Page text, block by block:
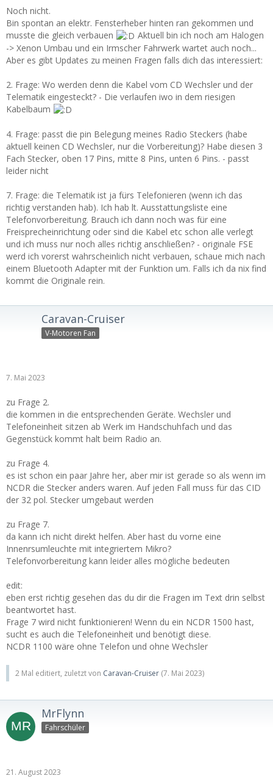
Noch nicht.
Bin spontan an elektr. Fensterheber hinten ran gekommen und
musste die gleich verbauen
Aktuell bin ich noch am Halogen
-> Xenon Umbau und ein Irmscher Fahrwerk wartet auch noch...
Aber es gibt Updates zu meinen Fragen falls dich das interessiert:
2. Frage: Wo werden denn die Kabel vom CD Wechsler und der
Telematik eingesteckt? - Die verlaufen iwo in dem riesigen
Kabelbaum
4. Frage: passt die pin Belegung meines Radio Steckers (habe
aktuell keinen CD Wechsler, nur die Vorbereitung)? Habe diesen 3
Fach Stecker, oben 17 Pins, mitte 8 Pins, unten 6 Pins. - passt
leider nicht
7. Frage: die Telematik ist ja fürs Telefonieren (wenn ich das
richtig verstanden hab). Ich hab lt. Ausstattungsliste eine
Telefonvorbereitung. Brauch ich dann noch was für eine
Freisprecheinrichtung oder sind die Kabel etc schon alle verlegt
und ich muss nur noch alles richtig anschließen? - originale FSE
werd ich vorerst wahrscheinlich nicht verbauen, schaue mich nach
einem Bluetooth Adapter mit der Funktion um. Falls ich da nix find
kommt die Originale rein.
Caravan-Cruiser
V-Motoren Fan
7. Mai 2023
zu Frage 2.
die kommen in die entsprechenden Geräte. Wechsler und
Telefoneinheit sitzen ab Werk im Handschuhfach und das
Gegenstück kommt halt beim Radio an.
zu Frage 4.
es ist schon ein paar Jahre her, aber mir ist gerade so als wenn im
NCDR die Stecker anders waren. Auf jeden Fall muss für das CID
der 32 pol. Stecker umgebaut werden
zu Frage 7.
da kann ich nicht direkt helfen. Aber hast du vorne eine
Innenrsumleuchte mit integriertem Mikro?
Telefonvorbereitung kann leider alles mögliche bedeuten
edit:
eben erst richtig gesehen das du dir die Fragen im Text drin selbst
beantwortet hast.
Frage 7 wird nicht funktionieren! Wenn du ein NCDR 1500 hast,
sucht es auch die Telefoneinheit und benötigt diese.
NCDR 1100 wäre ohne Telefon und ohne Wechsler
2 Mal editiert, zuletzt von Caravan-Cruiser (7. Mai 2023)
MrFlynn
Fahrschüler
21. August 2023